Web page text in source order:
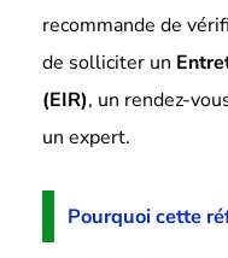
recommande de
de solliciter un
(EIR), un rendez-
un expert.
Pourquoi cette